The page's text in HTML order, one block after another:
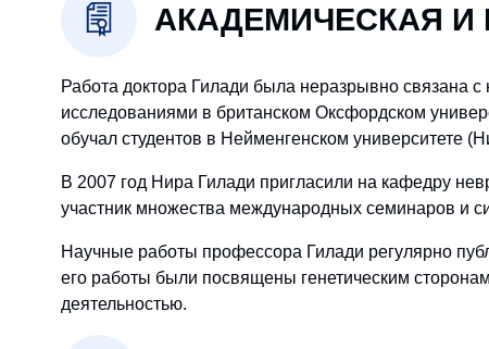
АКАДЕМИЧЕСКАЯ И
Работа доктора Гилади была неразрывно связана
исследованиями в британском Оксфордском
обучал студентов в Нейменгенском университете
В 2007 год Нира Гилади пригласили на кафедру
участник множества международных семинаров и
Научные работы профессора Гилади регулярно
его работы были посвящены генетическим
деятельностью.